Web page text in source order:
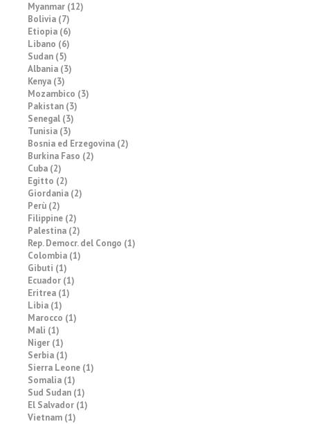
Myanmar (12)
Bolivia (7)
Etiopia (6)
Libano (6)
Sudan (5)
Albania (3)
Kenya (3)
Mozambico (3)
Pakistan (3)
Senegal (3)
Tunisia (3)
Bosnia ed Erzegovina (2)
Burkina Faso (2)
Cuba (2)
Egitto (2)
Giordania (2)
Perù (2)
Filippine (2)
Palestina (2)
Rep. Democr. del Congo (1)
Colombia (1)
Gibuti (1)
Ecuador (1)
Eritrea (1)
Libia (1)
Marocco (1)
Mali (1)
Niger (1)
Serbia (1)
Sierra Leone (1)
Somalia (1)
Sud Sudan (1)
El Salvador (1)
Vietnam (1)